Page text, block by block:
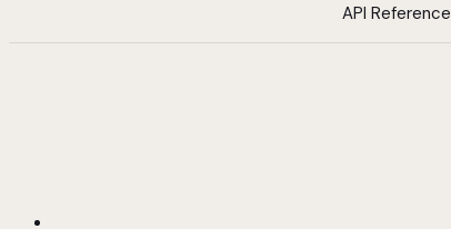
API Reference